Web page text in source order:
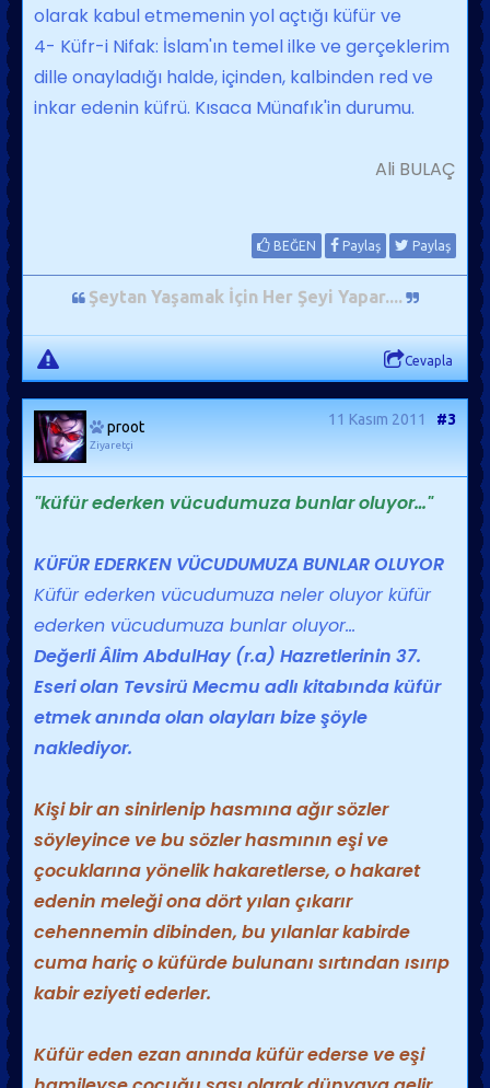
olarak kabul etmemenin yol açtığı küfür ve
4- Küfr-i Nifak: İslam'ın te­mel ilke ve gerçeklerim
dille onayladığı halde, içinden, kalbinden red ve
inkar edenin küfrü. Kısaca Münafık'in duru­mu.
Ali BULAÇ
BEĞEN Paylaş Paylaş
Şeytan Yaşamak İçin Her Şeyi Yapar....
Cevapla
proot
Ziyaretçi
11 Kasım 2011 #3
"küfür ederken vücudumuza bunlar oluyor…"
KÜFÜR EDERKEN VÜCUDUMUZA BUNLAR OLUYOR
Küfür ederken vücudumuza neler oluyor küfür
ederken vücudumuza bunlar oluyor…
Değerli Âlim AbdulHay (r.a) Hazretlerinin 37.
Eseri olan Tevsirü Mecmu adlı kitabında küfür
etmek anında olan olayları bize şöyle
naklediyor.
Kişi bir an sinirlenip hasmına ağır sözler
söyleyince ve bu sözler hasmının eşi ve
çocuklarına yönelik hakaretlerse, o hakaret
edenin meleği ona dört yılan çıkarır
cehennemin dibinden, bu yılanlar kabirde
cuma hariç o küfürde bulunanı sırtından ısırıp
kabir eziyeti ederler.
Küfür eden ezan anında küfür ederse ve eşi